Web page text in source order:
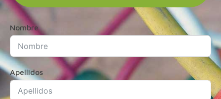
Nombre
Apellidos